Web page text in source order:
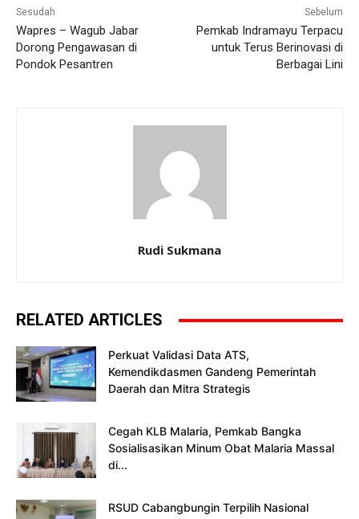
Sesudah
Wapres – Wagub Jabar
Dorong Pengawasan di
Pondok Pesantren
Sebelum
Pemkab Indramayu Terpacu
untuk Terus Berinovasi di
Berbagai Lini
Rudi Sukmana
RELATED ARTICLES
Perkuat Validasi Data ATS,
Kemendikdasmen Gandeng Pemerintah
Daerah dan Mitra Strategis
Cegah KLB Malaria, Pemkab Bangka
Sosialisasikan Minum Obat Malaria Massal
di...
RSUD Cabangbungin Terpilih Nasional